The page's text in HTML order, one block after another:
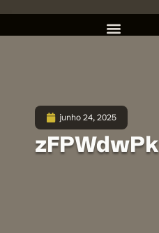
junho 24, 2025
zFPWdwPk